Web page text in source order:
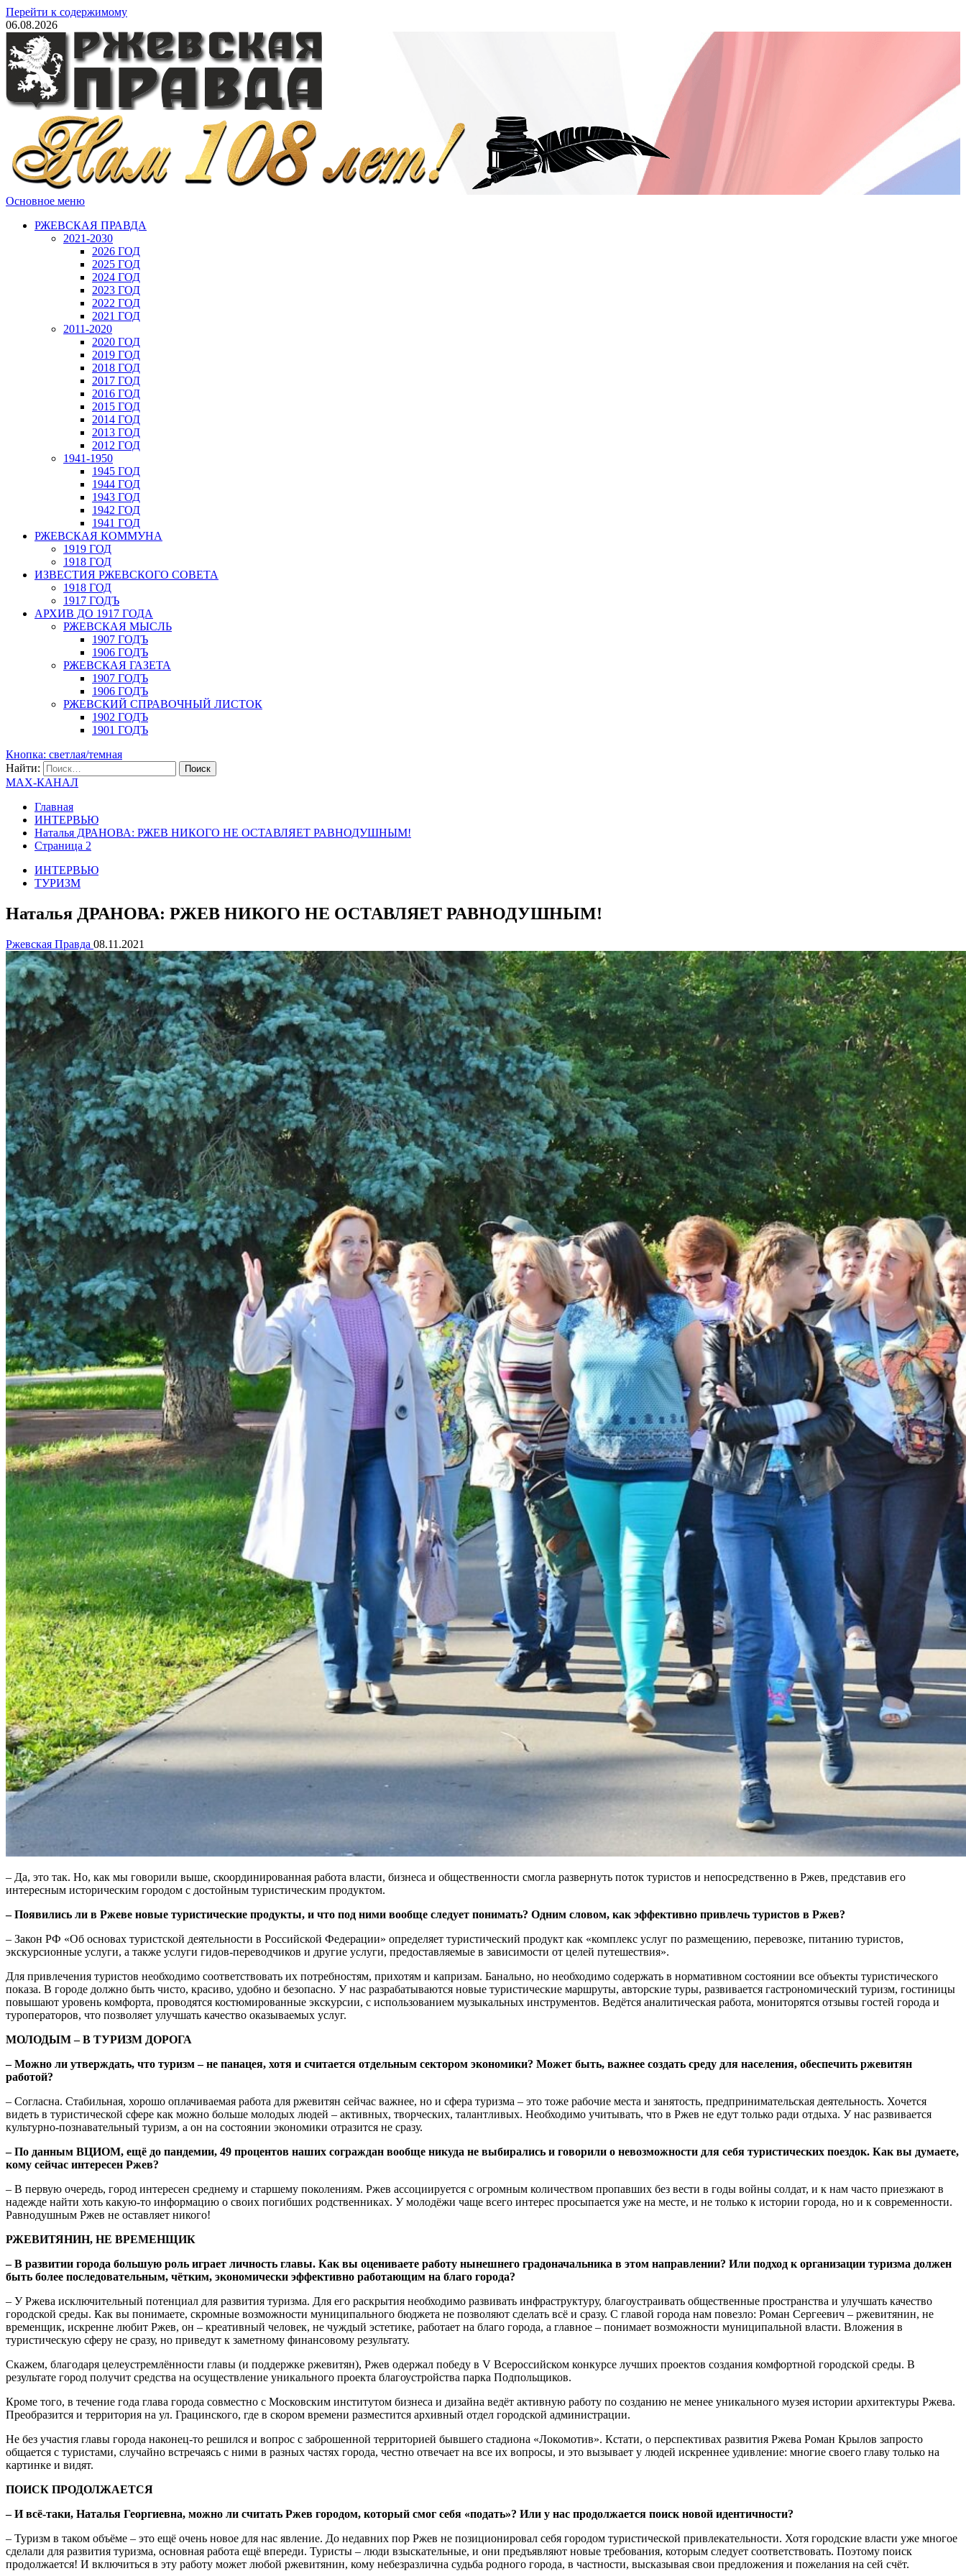
Перейти к содержимому
06.08.2026
Основное меню
РЖЕВСКАЯ ПРАВДА
2021-2030
2026 ГОД
2025 ГОД
2024 ГОД
2023 ГОД
2022 ГОД
2021 ГОД
2011-2020
2020 ГОД
2019 ГОД
2018 ГОД
2017 ГОД
2016 ГОД
2015 ГОД
2014 ГОД
2013 ГОД
2012 ГОД
1941-1950
1945 ГОД
1944 ГОД
1943 ГОД
1942 ГОД
1941 ГОД
РЖЕВСКАЯ КОММУНА
1919 ГОД
1918 ГОД
ИЗВЕСТИЯ РЖЕВСКОГО СОВЕТА
1918 ГОД
1917 ГОДЪ
АРХИВ ДО 1917 ГОДА
РЖЕВСКАЯ МЫСЛЬ
1907 ГОДЪ
1906 ГОДЪ
РЖЕВСКАЯ ГАЗЕТА
1907 ГОДЪ
1906 ГОДЪ
РЖЕВСКИЙ СПРАВОЧНЫЙ ЛИСТОК
1902 ГОДЪ
1901 ГОДЪ
Кнопка: светлая/темная
Найти:
MAX-КАНАЛ
Главная
ИНТЕРВЬЮ
Наталья ДРАНОВА: РЖЕВ НИКОГО НЕ ОСТАВЛЯЕТ РАВНОДУШНЫМ!
Страница 2
ИНТЕРВЬЮ
ТУРИЗМ
Наталья ДРАНОВА: РЖЕВ НИКОГО НЕ ОСТАВЛЯЕТ РАВНОДУШНЫМ!
Ржевская Правда 08.11.2021
– Да, это так. Но, как мы говорили выше, скоординированная работа власти, бизнеса и общественности смогла развернуть поток туристов и непосредственно в Ржев, представив его
интересным историческим городом с достойным туристическим продуктом.
– Появились ли в Ржеве новые туристические продукты, и что под ними вообще следует понимать? Одним словом, как эффективно привлечь туристов в Ржев?
– Закон РФ «Об основах туристской деятельности в Российской Федерации» определяет туристический продукт как «комплекс услуг по размещению, перевозке, питанию туристов,
экскурсионные услуги, а также услуги гидов-переводчиков и другие услуги, предоставляемые в зависимости от целей путешествия».
Для привлечения туристов необходимо соответствовать их потребностям, прихотям и капризам. Банально, но необходимо содержать в нормативном состоянии все объекты туристического
показа. В городе должно быть чисто, красиво, удобно и безопасно. У нас разрабатываются новые туристические маршруты, авторские туры, развивается гастрономический туризм, гостиницы
повышают уровень комфорта, проводятся костюмированные экскурсии, с использованием музыкальных инструментов. Ведётся аналитическая работа, мониторятся отзывы гостей города и
туроператоров, что позволяет улучшать качество оказываемых услуг.
МОЛОДЫМ – В ТУРИЗМ ДОРОГА
– Можно ли утверждать, что туризм – не панацея, хотя и считается отдельным сектором экономики? Может быть, важнее создать среду для населения, обеспечить ржевитян
работой?
– Согласна. Стабильная, хорошо оплачиваемая работа для ржевитян сейчас важнее, но и сфера туризма – это тоже рабочие места и занятость, предпринимательская деятельность. Хочется
видеть в туристической сфере как можно больше молодых людей – активных, творческих, талантливых. Необходимо учитывать, что в Ржев не едут только ради отдыха. У нас развивается
культурно-познавательный туризм, а он на состоянии экономики отразится не сразу.
– По данным ВЦИОМ, ещё до пандемии, 49 процентов наших сограждан вообще никуда не выбирались и говорили о невозможности для себя туристических поездок. Как вы думаете,
кому сейчас интересен Ржев?
– В первую очередь, город интересен среднему и старшему поколениям. Ржев ассоциируется с огромным количеством пропавших без вести в годы войны солдат, и к нам часто приезжают в
надежде найти хоть какую-то информацию о своих погибших родственниках. У молодёжи чаще всего интерес просыпается уже на месте, и не только к истории города, но и к современности.
Равнодушным Ржев не оставляет никого!
РЖЕВИТЯНИН, НЕ ВРЕМЕНЩИК
– В развитии города большую роль играет личность главы. Как вы оцениваете работу нынешнего градоначальника в этом направлении? Или подход к организации туризма должен
быть более последовательным, чётким, экономически эффективно работающим на благо города?
– У Ржева исключительный потенциал для развития туризма. Для его раскрытия необходимо развивать инфраструктуру, благоустраивать общественные пространства и улучшать качество
городской среды. Как вы понимаете, скромные возможности муниципального бюджета не позволяют сделать всё и сразу. С главой города нам повезло: Роман Сергеевич – ржевитянин, не
временщик, искренне любит Ржев, он – креативный человек, не чуждый эстетике, работает на благо города, а главное – понимает возможности муниципальной власти. Вложения в
туристическую сферу не сразу, но приведут к заметному финансовому результату.
Скажем, благодаря целеустремлённости главы (и поддержке ржевитян), Ржев одержал победу в V Всероссийском конкурсе лучших проектов создания комфортной городской среды. В
результате город получит средства на осуществление уникального проекта благоустройства парка Подпольщиков.
Кроме того, в течение года глава города совместно с Московским институтом бизнеса и дизайна ведёт активную работу по созданию не менее уникального музея истории архитектуры Ржева.
Преобразится и территория на ул. Грацинского, где в скором времени разместится архивный отдел городской администрации.
Не без участия главы города наконец-то решился и вопрос с заброшенной территорией бывшего стадиона «Локомотив». Кстати, о перспективах развития Ржева Роман Крылов запросто
общается с туристами, случайно встречаясь с ними в разных частях города, честно отвечает на все их вопросы, и это вызывает у людей искреннее удивление: многие своего главу только на
картинке и видят.
ПОИСК ПРОДОЛЖАЕТСЯ
– И всё-таки, Наталья Георгиевна, можно ли считать Ржев городом, который смог себя «подать»? Или у нас продолжается поиск новой идентичности?
– Туризм в таком объёме – это ещё очень новое для нас явление. До недавних пор Ржев не позиционировал себя городом туристической привлекательности. Хотя городские власти уже многое
сделали для развития туризма, основная работа ещё впереди. Туристы – люди взыскательные, и они предъявляют новые требования, которым следует соответствовать. Поэтому поиск
продолжается! И включиться в эту работу может любой ржевитянин, кому небезразлична судьба родного города, в частности, высказывая свои предложения и пожелания на сей счёт.